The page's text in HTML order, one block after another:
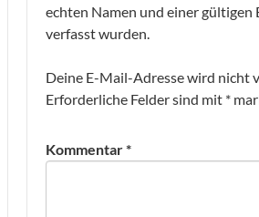
echten Namen und einer gültigen
verfasst wurden.
Deine E-Mail-Adresse wird nicht
Erforderliche Felder sind mit *
Kommentar*